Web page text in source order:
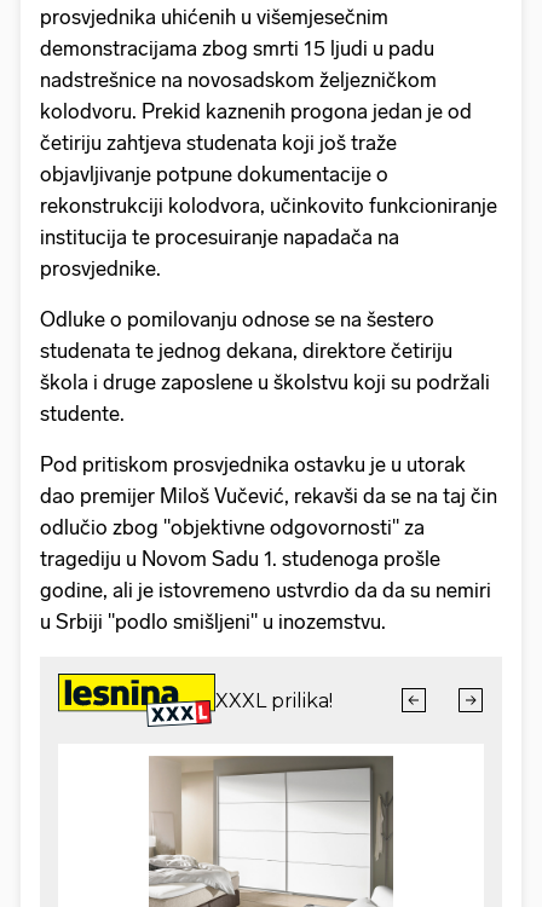
prosvjednika uhićenih u višemjesečnim
demonstracijama zbog smrti 15 ljudi u padu
nadstrešnice na novosadskom željezničkom
kolodvoru. Prekid kaznenih progona jedan je od
četiriju zahtjeva studenata koji još traže
objavljivanje potpune dokumentacije o
rekonstrukciji kolodvora, učinkovito funkcioniranje
institucija te procesuiranje napadača na
prosvjednike.
Odluke o pomilovanju odnose se na šestero
studenata te jednog dekana, direktore četiriju
škola i druge zaposlene u školstvu koji su podržali
studente.
Pod pritiskom prosvjednika ostavku je u utorak
dao premijer Miloš Vučević, rekavši da se na taj čin
odlučio zbog "objektivne odgovornosti" za
tragediju u Novom Sadu 1. studenoga prošle
godine, ali je istovremeno ustvrdio da da su nemiri
u Srbiji "podlo smišljeni" u inozemstvu.